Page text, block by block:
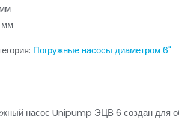
мм
Погружные насосы диаметром 6"
насос Unipump ЭЦВ 6 создан для